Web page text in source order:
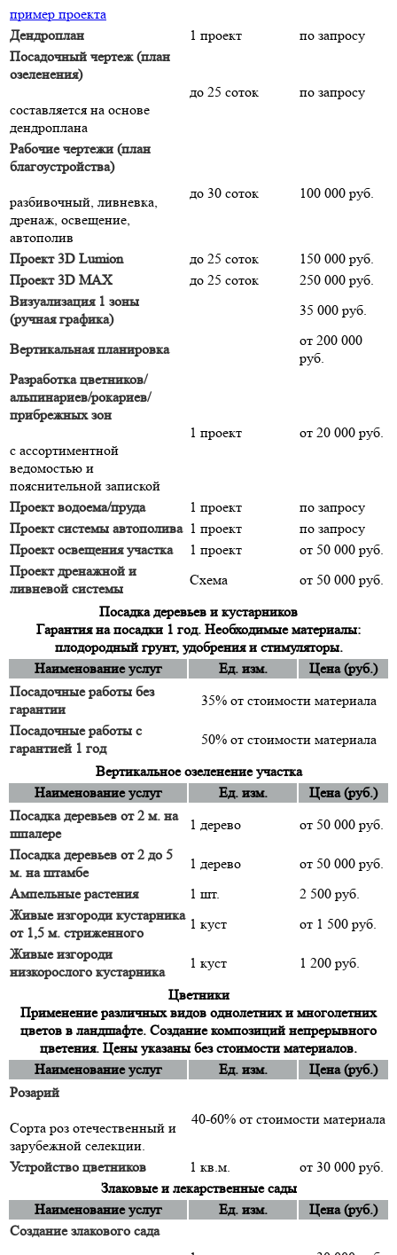
пример проекта
Дендроплан 1 проект
по запросу
Посадочный чертеж (план
озеленения)
составляется на основе
дендроплана
до 25 соток по запросу
Рабочие чертежи (план
благоустройства)
разбивочный, ливневка,
дренаж, освещение,
автополив
до 30 соток 100 000 руб.
Проект 3D Lumion до 25 соток
150 000 руб.
Проект 3D MAX
до 25 соток
250 000 руб.
Визуализация 1 зоны
(ручная графика)
35 000 руб.
Вертикальная планировка
от 200 000
руб.
Разработка цветников/
альпинариев/рокариев/
прибрежных зон
с ассортиментной
ведомостью и
пояснительной запиской
1 проект от 20 000 руб.
Проект водоема/пруда 1 проект
по запросу
Проект системы автополива 1 проект
по запросу
Проект освещения участка
1 проект
от 50 000 руб.
Проект дренажной и
ливневой системы
Схема
от 50 000 руб.
Посадка деревьев и кустарников
Гарантия на посадки 1 год. Необходимые материалы:
плодородный грунт, удобрения и стимуляторы.
Наименование услуг
Ед. изм.
Цена (руб.)
Посадочные работы без
гарантии
35% от стоимости материала
Посадочные работы с
гарантией 1 год
50% от стоимости материала
Вертикальное озеленение участка
Наименование услуг
Ед. изм.
Цена (руб.)
Посадка деревьев от 2 м. на
шпалере
1 дерево
от 50 000 руб.
Посадка деревьев от 2 до 5
м. на штамбе
1 дерево
от 50 000 руб.
Ампельные растения
1 шт.
2 500 руб.
Живые изгороди кустарника
от 1,5 м. стриженного
1 куст
от 1 500 руб.
Живые изгороди
низкорослого кустарника
1 куст
1 200 руб.
Цветники
Применение различных видов однолетних и многолетних
цветов в ландшафте. Создание композиций непрерывного
цветения. Цены указаны без стоимости материалов.
Наименование услуг
Ед. изм.
Цена (руб.)
Розарий
Сорта роз отечественный и
зарубежной селекции.
40-60% от стоимости материала
Устройство цветников 1 кв.м.
от 30 000 руб.
Злаковые и лекарственные сады
Наименование услуг
Ед. изм.
Цена (руб.)
Создание злакового сада